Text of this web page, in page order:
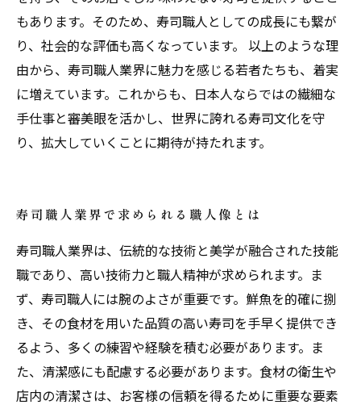
もあります。そのため、寿司職人としての成長にも繋が
り、社会的な評価も高くなっています。 以上のような理
由から、寿司職人業界に魅力を感じる若者たちも、着実
に増えています。これからも、日本人ならではの繊細な
手仕事と審美眼を活かし、世界に誇れる寿司文化を守
り、拡大していくことに期待が持たれます。
寿司職人業界で求められる職人像とは
寿司職人業界は、伝統的な技術と美学が融合された技能
職であり、高い技術力と職人精神が求められます。ま
ず、寿司職人には腕のよさが重要です。鮮魚を的確に捌
き、その食材を用いた品質の高い寿司を手早く提供でき
るよう、多くの練習や経験を積む必要があります。ま
た、清潔感にも配慮する必要があります。食材の衛生や
店内の清潔さは、お客様の信頼を得るために重要な要素